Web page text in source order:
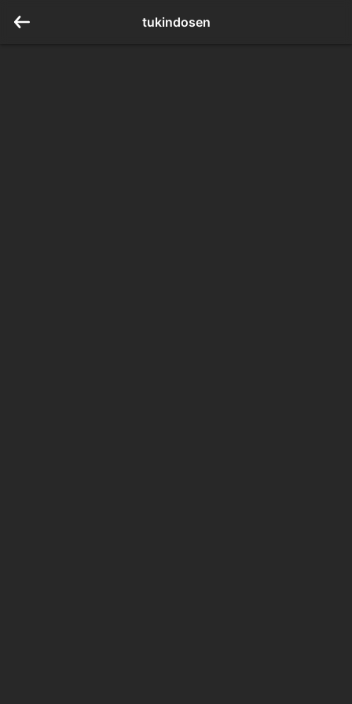
tukindosen